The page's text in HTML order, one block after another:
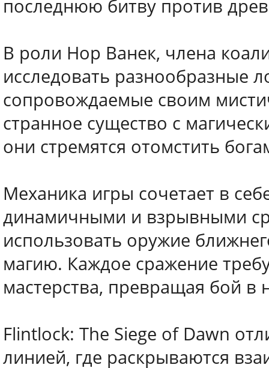
последнюю битву против
В роли Нор Ванек, члена
исследовать разнообразные
сопровождаемые своим
странное существо с
они стремятся отомстить
Механика игры сочетает в
динамичными и взрывными
использовать оружие
магию. Каждое сражение
мастерства, превращая бой в
Flintlock: The Siege of Dawn
линией, где раскрываются